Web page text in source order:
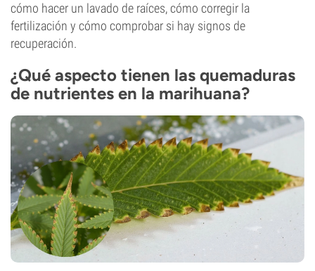
cómo hacer un lavado de raíces, cómo corregir la
fertilización y cómo comprobar si hay signos de
recuperación.
¿Qué aspecto tienen las quemaduras
de nutrientes en la marihuana?